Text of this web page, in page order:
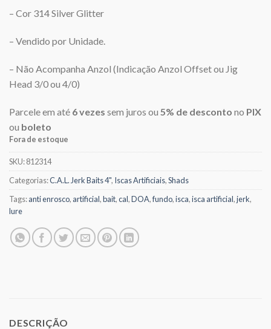
– Cor 314 Silver Glitter
– Vendido por Unidade.
– Não Acompanha Anzol (Indicação Anzol Offset ou Jig
Head 3/0 ou 4/0)
Parcele em até 6 vezes sem juros ou 5% de desconto no PIX
ou boleto
Fora de estoque
SKU:812314
Categorias:C.A.L. Jerk Baits 4", Iscas Artificiais,Shads
Tags:anti enrosco, artificial,bait,cal,DOA,fundo,isca,isca artificial,jerk,
lure
DESCRIÇÃO